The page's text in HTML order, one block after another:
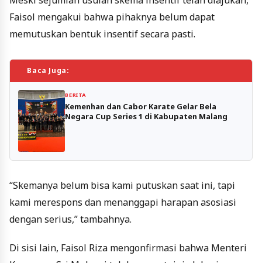
Faisol mengakui bahwa pihaknya belum dapat
memutuskan bentuk insentif secara pasti.
Baca Juga:
BERITA
Kemenhan dan Cabor Karate Gelar Bela
Negara Cup Series 1 di Kabupaten Malang
“Skemanya belum bisa kami putuskan saat ini, tapi
kami merespons dan menanggapi harapan asosiasi
dengan serius,” tambahnya.
Di sisi lain, Faisol Riza mengonfirmasi bahwa Menteri